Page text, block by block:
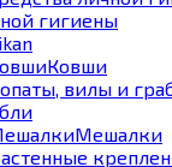
гигиены
Ковши
Мешалки